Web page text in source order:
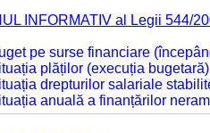
INFORMATIV al Legii 544/
pe surse financiare
plăților (execuția bugetară)
drepturilor salariale
anuală a finanțărilor